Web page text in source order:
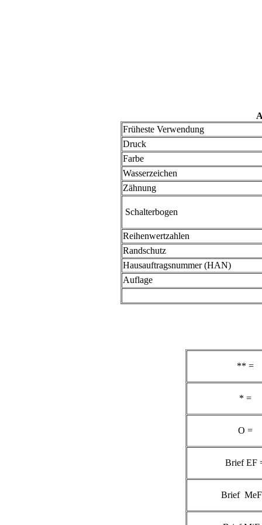
Früheste Verwendung
Druck
Farbe
Wasserzeichen
Zähnung
Schalterbogen
Reihenwertzahlen
Randschutz
Hausauftragsnummer (HAN)
Auflage
** =
* =
O =
Brief EF
Brief